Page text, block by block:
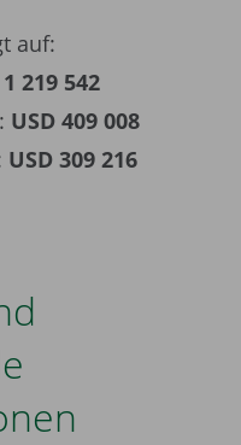
auf:
219 542
USD 409 008
USD 309 216